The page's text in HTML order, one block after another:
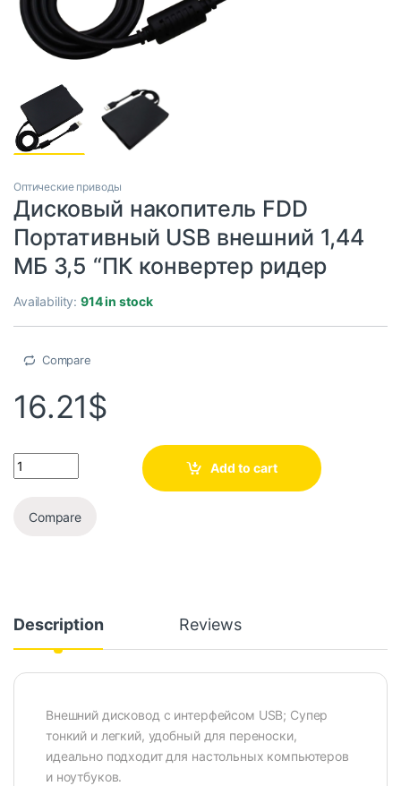
Оптические приводы
Дисковый накопитель FDD
Портативный USB внешний 1,44
МБ 3,5 “ПК конвертер ридер
Availability:914 in stock
Compare
16.21$
Add to cart
Compare
Description Reviews
Внешний дисковод с интерфейсом USB; Супер
тонкий и легкий, удобный для переноски,
идеально подходит для настольных компьютеров
и ноутбуков.